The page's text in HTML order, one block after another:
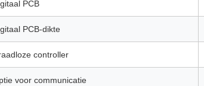
PCB
PCB-dikte
controller
voor communicatie